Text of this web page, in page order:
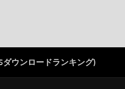
ダウンロードランキング)